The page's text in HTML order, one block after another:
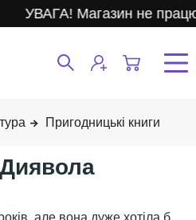
УВАГА! Магазин не
Пригодницькі книги
але вона дуже хотіла б